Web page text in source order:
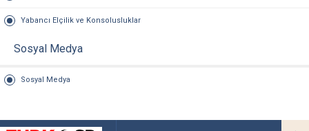
Yabancı Elçilik ve Konsolusluklar
Sosyal Medya
Sosyal Medya